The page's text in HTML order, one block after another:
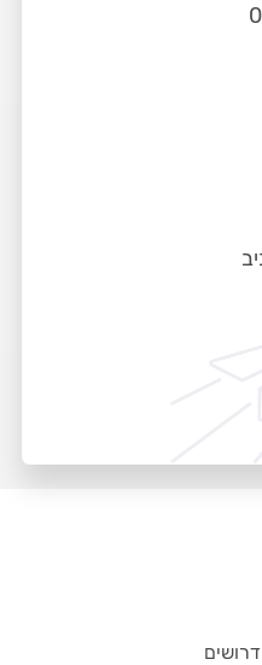
דרושים